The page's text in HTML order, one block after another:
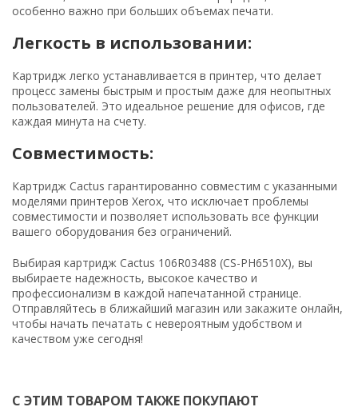
особенно важно при больших объемах печати.
Легкость в использовании:
Картридж легко устанавливается в принтер, что делает
процесс замены быстрым и простым даже для неопытных
пользователей. Это идеальное решение для офисов, где
каждая минута на счету.
Совместимость:
Картридж Cactus гарантированно совместим с указанными
моделями принтеров Xerox, что исключает проблемы
совместимости и позволяет использовать все функции
вашего оборудования без ограничений.
Выбирая картридж Cactus 106R03488 (CS-PH6510X), вы
выбираете надежность, высокое качество и
профессионализм в каждой напечатанной странице.
Отправляйтесь в ближайший магазин или закажите онлайн,
чтобы начать печатать с невероятным удобством и
качеством уже сегодня!
С ЭТИМ ТОВАРОМ ТАКЖЕ ПОКУПАЮТ